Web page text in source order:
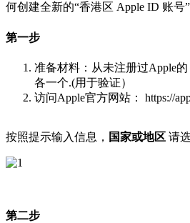
何创建全新的“香港区 Apple ID 账号”
第一步
准备材料：从未注册过Apple的
各一个.(用于验证）
访问Apple官方网站： https://
按照提示输入信息， 国家或地区 请
第二步